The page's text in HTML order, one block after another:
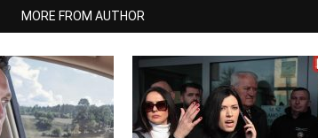
MORE FROM AUTHOR